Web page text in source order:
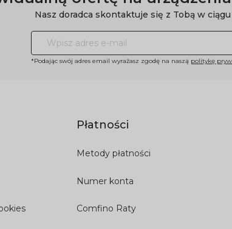
Nasz doradca skontaktuje się z Tobą w
*Podając swój adres email wyrażasz zgodę na naszą politykę
Płatności
Metody płatności
Numer konta
Comfino Raty